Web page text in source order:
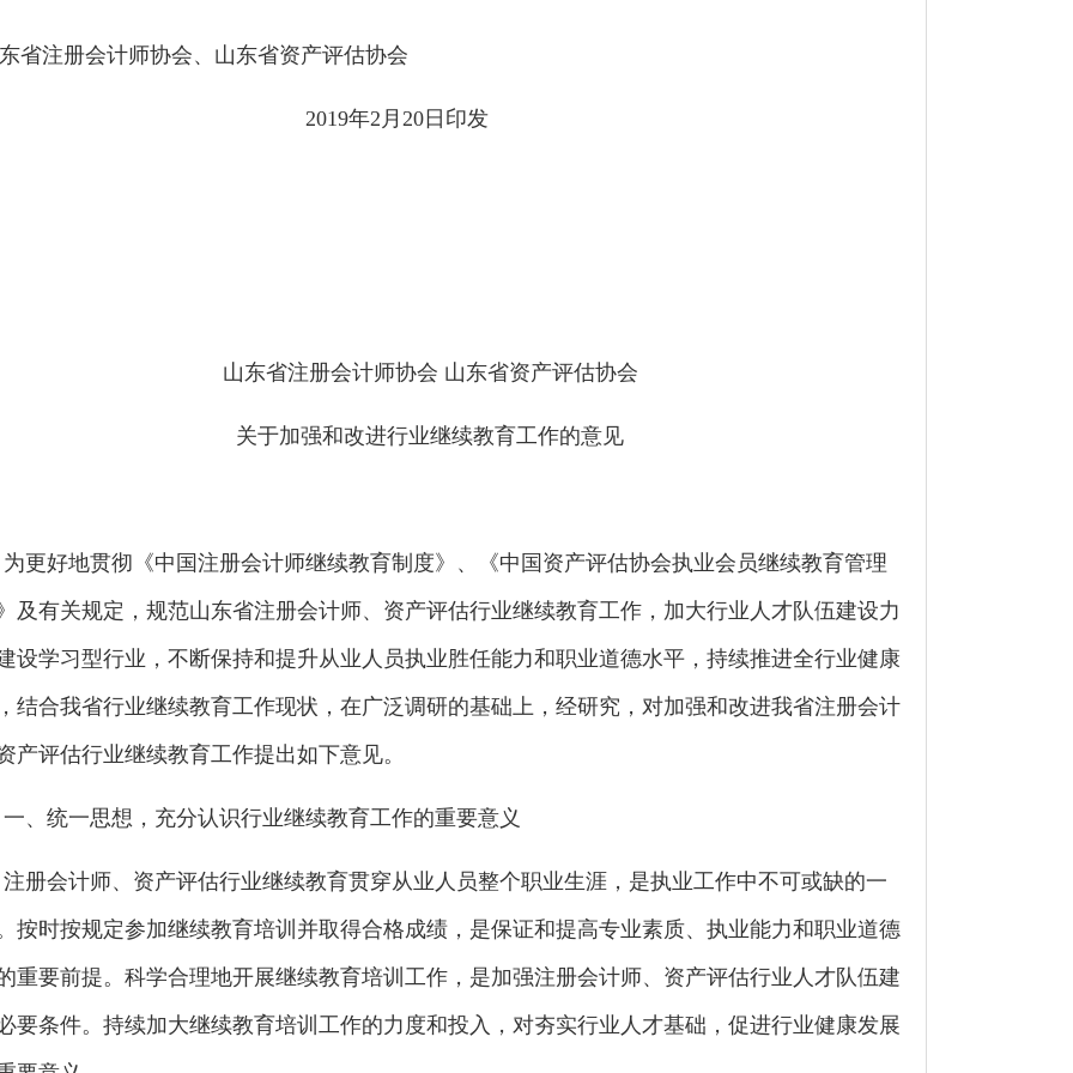
省注册会计师协会、山东省资产评估协会
2019年2 月20 日印发
山东省注册会计师协会 山东省资产评估协会
关于加强和改进行业继续教育工作的意见
为更好地贯彻《中国注册会计师继续教育制度》、《中国资产评估协会执业会员继续教育管理
及有关规定，规范山东省注册会计师、资产评估行业继续教育工作，加大行业人才队伍建设力
设学习型行业，不断保持和提升从业人员执业胜任能力和职业道德水平，持续推进全行业健康
结合我省行业继续教育工作现状，在广泛调研的基础上，经研究，对加强和改进我省注册会计
产评估行业继续教育工作提出如下意见。
一、统一思想，充分认识行业继续教育工作的重要意义
注册会计师、资产评估行业继续教育贯穿从业人员整个职业生涯，是执业工作中不可或缺的一
按时按规定参加继续教育培训并取得合格成绩，是保证和提高专业素质、执业能力和职业道德
重要前提。科学合理地开展继续教育培训工作，是加强注册会计师、资产评估行业人才队伍建
要条件。持续加大继续教育培训工作的力度和投入，对夯实行业人才基础，促进行业健康发展